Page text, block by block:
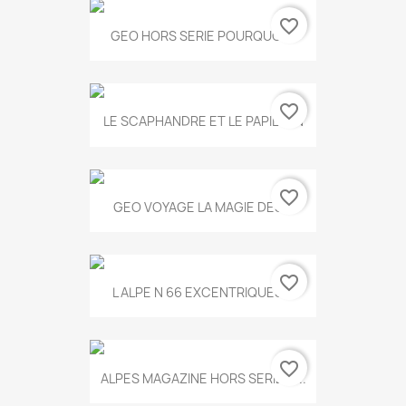
GEO HORS SERIE POURQUOI...
favorite_border
LE SCAPHANDRE ET LE PAPILLON
favorite_border
GEO VOYAGE LA MAGIE DES...
favorite_border
L ALPE N 66 EXCENTRIQUES...
favorite_border
ALPES MAGAZINE HORS SERIE N...
favorite_border